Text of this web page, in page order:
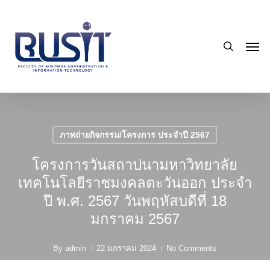
main
content
ภาพถ่ายกิจกรรม/โครงการ ประจำปี 2567
โครงการวันสถาปนามหาวิทยาลัย
เทคโนโลยีราชมงคลตะวันออก ประจำ
ปี พ.ศ. 2567 วันพฤหัสบดีที่ 18
มกราคม 2567
By admin 22 มกราคม 2024 No Comments